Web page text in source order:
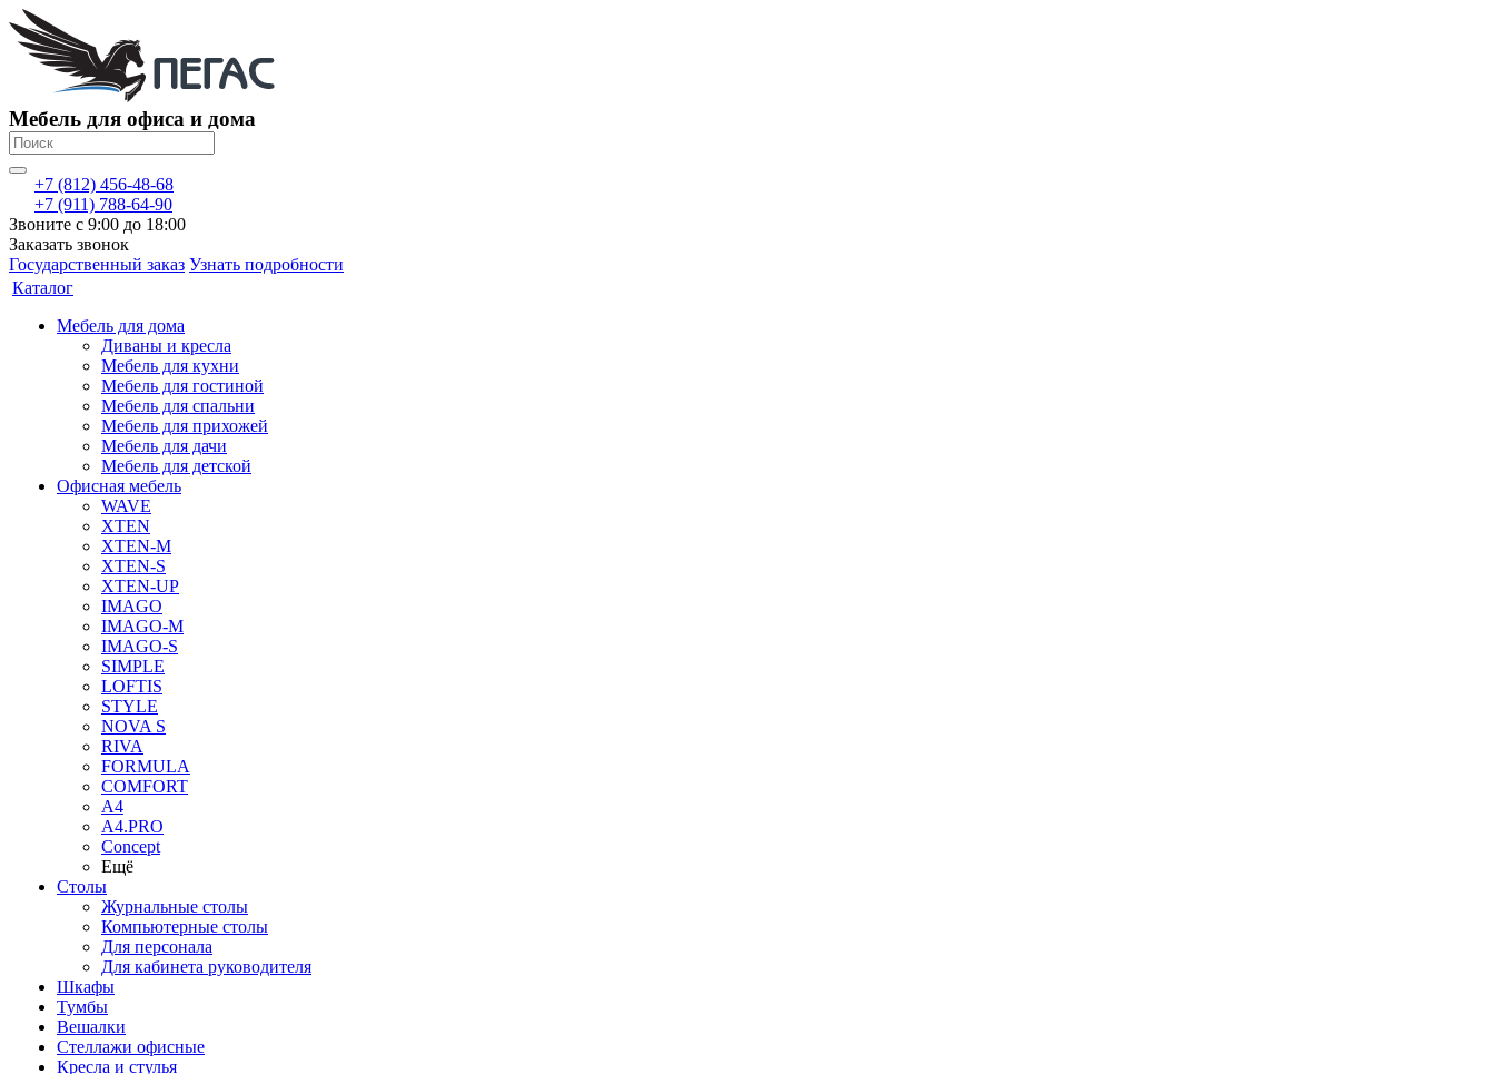
Мебель для офиса и дома
+7 (812) 456-48-68
+7 (911) 788-64-90
Звоните с 9:00 до 18:00
Заказать звонок
Государственный заказ Узнать подробности
Каталог
Мебель для дома
Диваны и кресла
Мебель для кухни
Мебель для гостиной
Мебель для спальни
Мебель для прихожей
Мебель для дачи
Мебель для детской
Офисная мебель
WAVE
XTEN
XTEN-M
XTEN-S
XTEN-UP
IMAGO
IMAGO-M
IMAGO-S
SIMPLE
LOFTIS
STYLE
NOVA S
RIVA
FORMULA
COMFORT
A4
A4.PRO
Concept
Ещё
Столы
Журнальные столы
Компьютерные столы
Для персонала
Для кабинета руководителя
Шкафы
Тумбы
Вешалки
Стеллажи офисные
Кресла и стулья